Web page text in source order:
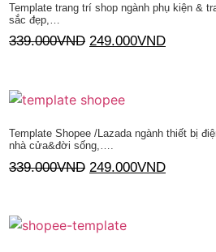
Template trang trí shop ngành phụ kiện &
sắc đẹp,…
339.000VND 249.000VND
Template Shopee /Lazada ngành thiết bị
nhà cửa&đời sống,….
339.000VND 249.000VND